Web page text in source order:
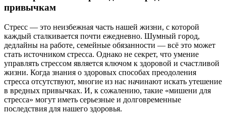
привычкам
Стресс — это неизбежная часть нашей жизни, с которой
каждый сталкивается почти ежедневно. Шумный город,
дедлайны на работе, семейные обязанности — всё это может
стать источником стресса. Однако не секрет, что умение
управлять стрессом является ключом к здоровой и счастливой
жизни. Когда знания о здоровых способах преодоления
стресса отсутствуют, многие из нас начинают искать утешение
в вредных привычках. И, к сожалению, такие «мишени для
стресса» могут иметь серьезные и долговременные
последствия для нашего здоровья.